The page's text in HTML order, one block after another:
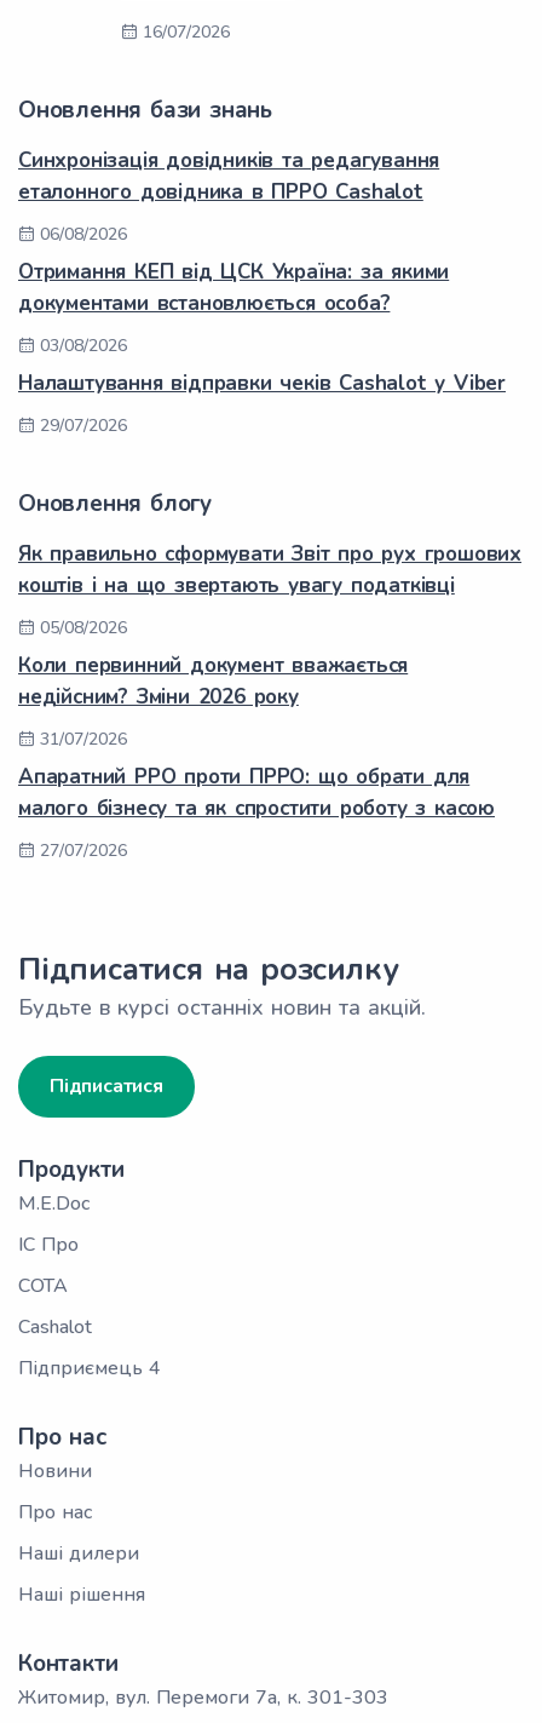
16/07/2026
Оновлення бази знань
Синхронізація довідників та редагування
еталонного довідника в ПРРО Cashalot
06/08/2026
Отримання КЕП від ЦСК Україна: за якими
документами встановлюється особа?
03/08/2026
Налаштування відправки чеків Cashalot у Viber
29/07/2026
Оновлення блогу
Як правильно сформувати Звіт про рух грошових
коштів і на що звертають увагу податківці
05/08/2026
Коли первинний документ вважається
недійсним? Зміни 2026 року
31/07/2026
Апаратний РРО проти ПРРО: що обрати для
малого бізнесу та як спростити роботу з касою
27/07/2026
Підписатися на розсилку
Будьте в курсі останніх новин та акцій.
Підписатися
Продукти
M.E.Doc
ІС Про
СОТА
Cashalot
Підприємець 4
Про нас
Новини
Про нас
Наші дилери
Наші рішення
Контакти
Житомир, вул. Перемоги 7а, к. 301-303